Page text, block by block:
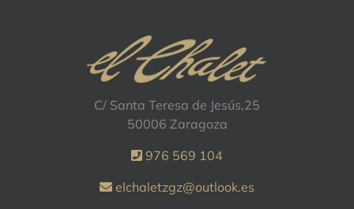
C/ Santa Teresa de Jesús,25
50006 Zaragoza
976 569 104
elchaletzgz@outlook.es